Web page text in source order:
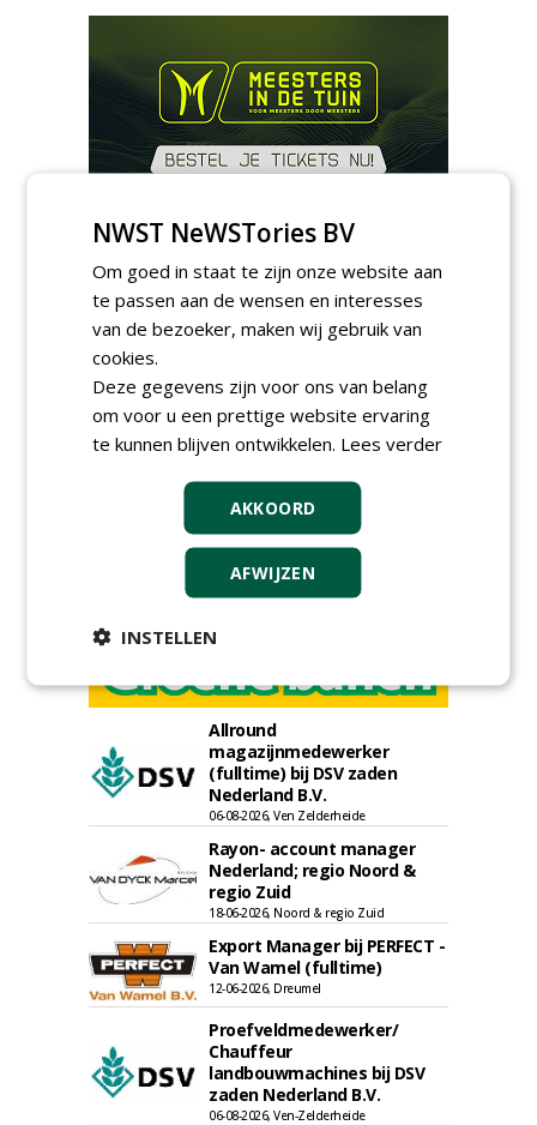
Meld je aan voor onze digitale
Allround
magazijnmedewerker
(fulltime) bij DSV zaden
Nederland B.V.
06-08-2026, Ven Zelderheide
Rayon- account manager
Nederland; regio Noord &
regio Zuid
18-06-2026, Noord & regio Zuid
Export Manager bij PERFECT -
Van Wamel (fulltime)
12-06-2026, Dreumel
Proefveldmedewerker/
Chauffeur
landbouwmachines bij DSV
zaden Nederland B.V.
06-08-2026, Ven-Zelderheide
NWST NeWSTories BV
Om goed in staat te zijn onze website aan
te passen aan de wensen en interesses
van de bezoeker, maken wij gebruik van
cookies.
Deze gegevens zijn voor ons van belang
om voor u een prettige website ervaring
te kunnen blijven ontwikkelen. Lees verder
AKKOORD
AFWIJZEN
INSTELLEN